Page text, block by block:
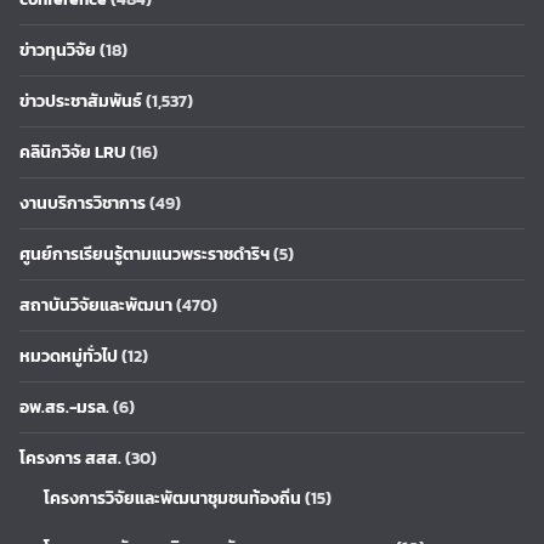
ข่าวทุนวิจัย(18)
ข่าวประชาสัมพันธ์(1,537)
คลินิกวิจัย LRU(16)
งานบริการวิชาการ(49)
ศูนย์การเรียนรู้ตามแนวพระราชดำริฯ(5)
สถาบันวิจัยและพัฒนา(470)
หมวดหมู่ทั่วไป(12)
อพ.สธ.-มรล.(6)
โครงการ สสส.(30)
โครงการวิจัยและพัฒนาชุมชนท้องถิ่น(15)